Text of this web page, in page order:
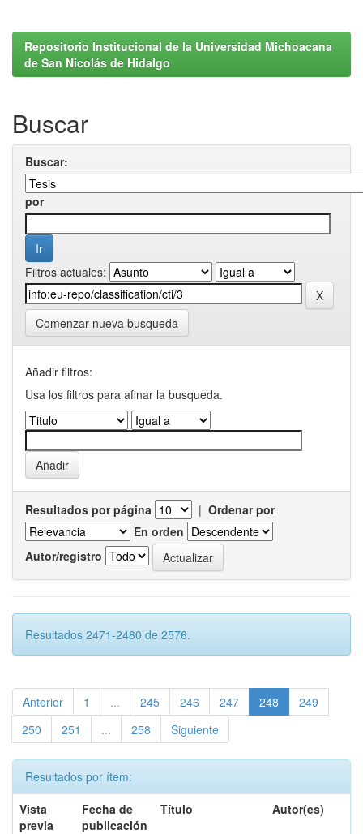
Repositorio Institucional de la Universidad Michoacana
de San Nicolás de Hidalgo
Buscar
Buscar:
por
Filtros actuales:
Comenzar nueva busqueda
Añadir filtros:
Usa los filtros para afinar la busqueda.
Resultados por página | Ordenar por
En orden
Autor/registro
Resultados 2471-2480 de 2576.
Anterior 1 ... 245 246 247 248
249
250
251 ... 258 Siguiente
Resultados por ítem:
Vista
previa
Fecha de
publicación
Título Autor(es)